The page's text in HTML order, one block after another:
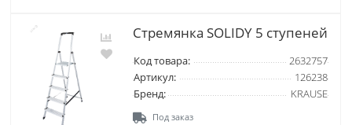
Стремянка SOLIDY 5 ступеней
Код товара:
2632757
Артикул:
126238
Бренд:
KRAUSE
Под заказ